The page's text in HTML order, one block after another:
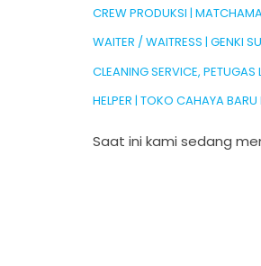
CREW PRODUKSI |
WAITER / WAITRESS | GENKI
CLEANING SERVICE,
HELPER | TOKO CAHAYA BARU
Saat ini kami sedang